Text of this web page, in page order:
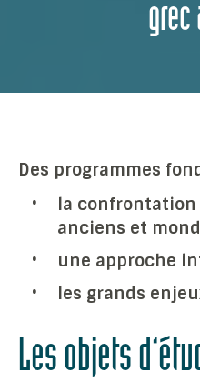
grec
Des programmes
la
anciens et
une approche
les grands
Les objets